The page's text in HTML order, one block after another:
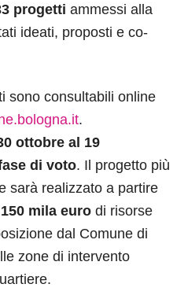
progetti ammessi alla
ideati, proposti e co-
sono consultabili online
.
ottobre al 19
di voto. Il progetto più
sarà realizzato a partire
150 mila euro di risorse
dal Comune di
zone di intervento